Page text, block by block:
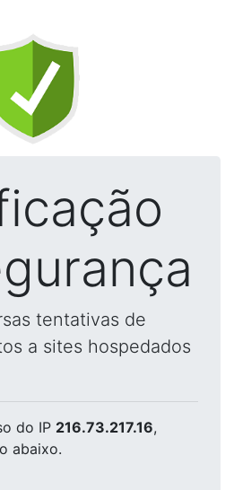
tentativas de
a sites hospedados
do IP 216.73.217.16,
abaixo.